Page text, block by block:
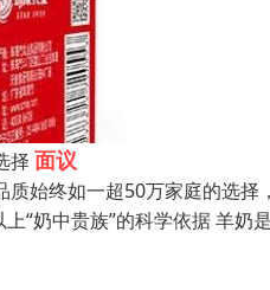
择 面议
始终如一超50万家庭的选
“奶中贵族”的科学依据 羊奶